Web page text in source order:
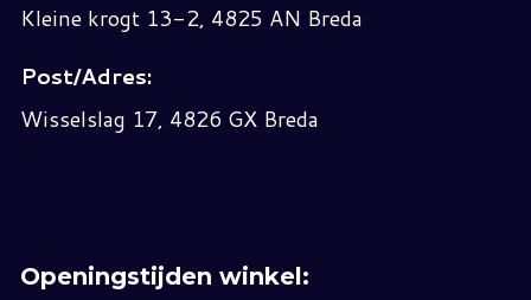
Kleine krogt 13-2, 4825 AN Breda
Post/Adres:
Wisselslag 17, 4826 GX Breda
Openingstijden winkel: